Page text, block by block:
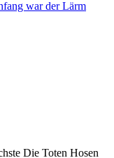
war der Lärm
Die Toten Hosen